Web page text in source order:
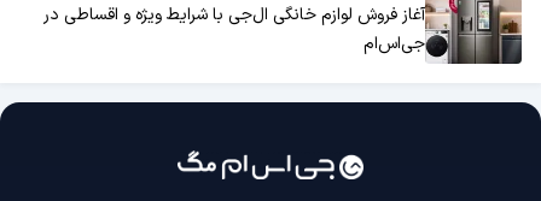
آغاز فروش لوازم خانگی ال‌جی با شرایط ویژه و اقساطی در
جی‌اس‌ام